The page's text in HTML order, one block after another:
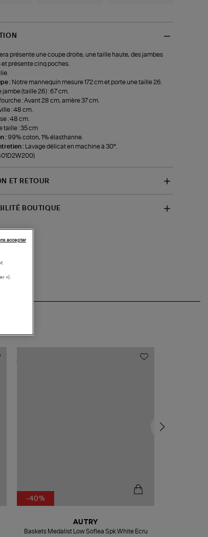
présente une coupe droite, une taille haute, des jambes
présente cinq poches.
: Notre mannequin mesure 172 cm et porte une taille 26.
jambe (taille 26) : 67 cm.
: Avant 28 cm, arrière 37 cm.
: 48 cm.
: 48 cm.
taille : 35 cm
: 99% coton, 1% élasthanne.
:
Lavage délicat en machine à 30°.
ET RETOUR
BOUTIQUE
-40%
AUTRY
Baskets Medalist Low Soflea Spk White Ecru
»).
accepter